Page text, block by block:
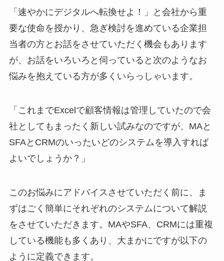
「速やかにデジタルへ転換せよ！」と会社から重
要な使命を授かり、急ぎ検討を進めている企業担
当者の方とお話をさせていただく機会もあります
が、お話をいろいろと伺っていると次のようなお
悩みを抱えている方が多くいらっしゃいます。
「これまでExcelで顧客情報は管理していたので会
社としてもまったく新しい試みなのですが、MAと
SFAとCRMのいったいどのシステムを導入すれば
よいでしょうか？」
このお悩みにアドバイスさせていただく前に、ま
ずはごく簡単にそれぞれのシステムについて解説
をさせていただきます。MAやSFA、CRMには重複
している機能も多くあり、大まかにですが以下の
ように定義できます。